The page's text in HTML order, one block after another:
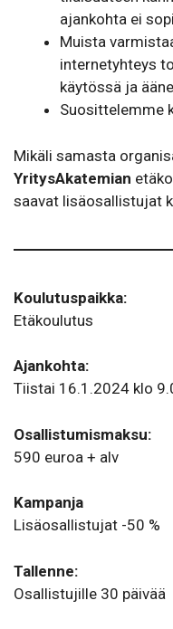
ajankohta ei
Muista
internetyhteys
käytössä ja
Suosittelemme
Mikäli samasta
YritysAkatemian
saavat lisäosallistujat
Koulutuspaikka:
Etäkoulutus
Ajankohta:
Tiistai 16.1.2024 klo
Osallistumismaksu:
590 euroa + alv
Kampanja
Lisäosallistujat -50 %
Tallenne:
Osallistujille 30 päivää